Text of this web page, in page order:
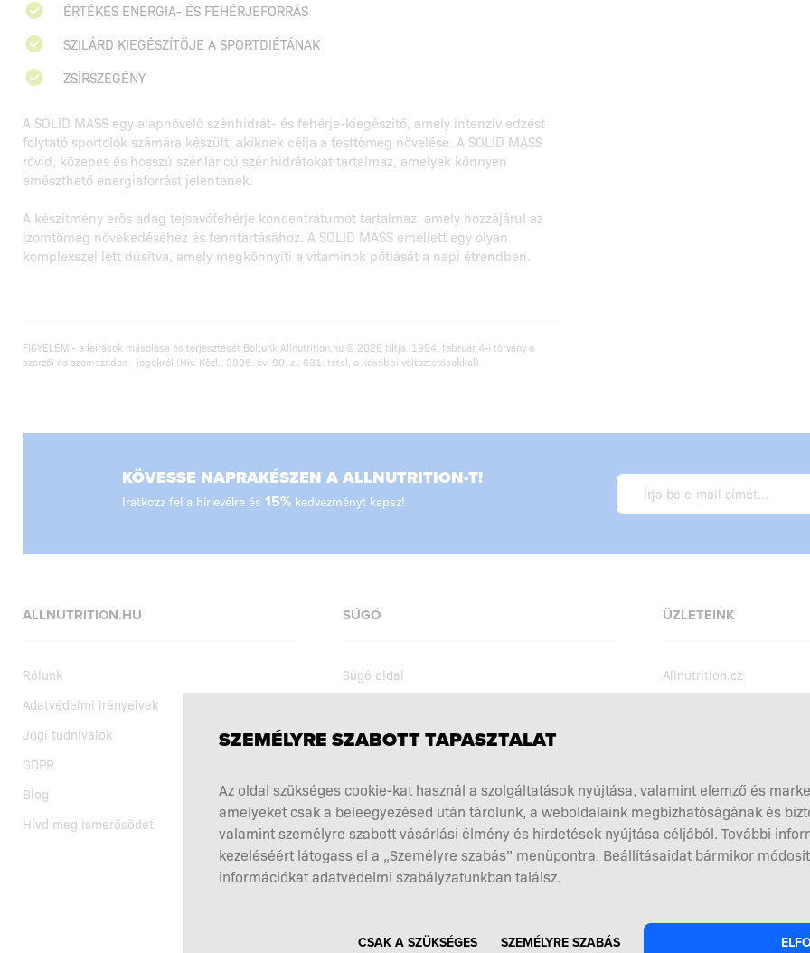
ÉRTÉKES ENERGIA- ÉS FEHÉRJEFORRÁS
SZILÁRD KIEGÉSZÍTŐJE A SPORTDIÉTÁNAK
ZSÍRSZEGÉNY
A SOLID MASS egy alapnövelő szénhidrát- és fehérje-kiegészítő, amely intenzív edzést
folytató sportolók számára készült, akiknek célja a testtömeg növelése. A SOLID MASS
rövid, közepes és hosszú szénláncú szénhidrátokat tartalmaz, amelyek könnyen
emészthető energiaforrást jelentenek.
A készítmény erős adag tejsavófehérje koncentrátumot tartalmaz, amely hozzájárul az
izomtömeg növekedéséhez és fenntartásához. A SOLID MASS emellett egy olyan
komplexszel lett dúsítva, amely megkönnyíti a vitaminok pótlását a napi étrendben.
FIGYELEM - a leírások másolása és terjesztését Boltunk Allnutrition.hu © 2026 tiltja. 1994. február 4-i törvény a
szerzői és szomszédos - jogokról (Hiv. Közl.. 2006. évi 90. z., 631. tétel, a későbbi változtatásokkal)
KÖVESSE NAPRAKÉSZEN A ALLNUTRITION-T!
Iratkozz fel a hírlevélre és 15% kedvezményt kapsz!
ALLNUTRITION.HU
Rólunk
Adatvédelmi irányelvek
Jogi tudnivalók
GDPR
Blog
Hívd meg ismerősödet
SÚGÓ
Súgó oldal
Vásárlási szabályzat
Az étrend-kiegészítés megválasztása
Reklamációk és visszaküldések
Itt állhat el a szerződéstől
Kapcsolat
ÜZLETEINK
Allnutrition.cz
Allnutrition.co.uk
Allnutrition.de
SZEMÉLYRE SZABOTT TAPASZTALAT
Az oldal szükséges cookie-kat használ a szolgáltatások nyújtása, valamint elemző és
amelyeket csak a beleegyezésed után tárolunk, a weboldalaink megbízhatóságának és
valamint személyre szabott vásárlási élmény és hirdetések nyújtása céljából. További
kezeléséért látogass el a „Személyre szabás” menüpontra. Beállításaidat bármikor
információkat adatvédelmi szabályzatunkban találsz.
CSAK A SZÜKSÉGES SZEMÉLYRE SZABÁS